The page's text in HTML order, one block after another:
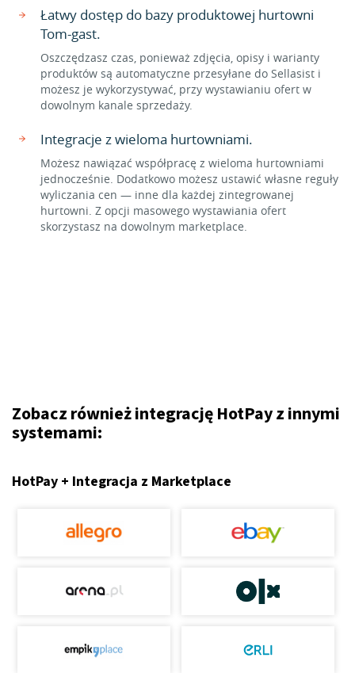
Łatwy dostęp do bazy produktowej hurtowni
Tom-gast.
Oszczędzasz czas, ponieważ zdjęcia, opisy i warianty
produktów są automatyczne przesyłane do Sellasist i
możesz je wykorzystywać, przy wystawianiu ofert w
dowolnym kanale sprzedaży.
Integracje z wieloma hurtowniami.
Możesz nawiązać współpracę z wieloma hurtowniami
jednocześnie. Dodatkowo możesz ustawić własne reguły
wyliczania cen — inne dla każdej zintegrowanej
hurtowni. Z opcji masowego wystawiania ofert
skorzystasz na dowolnym marketplace.
Zobacz również integrację HotPay z innymi
systemami:
HotPay + Integracja z Marketplace